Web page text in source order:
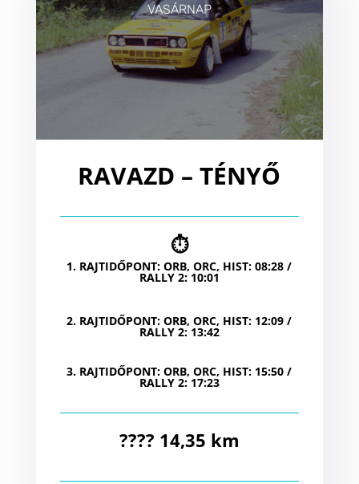
VASÁRNAP
RAVAZD – TÉNYŐ
⏱
1. RAJTIDŐPONT: ORB, ORC, HIST: 08:28 /
RALLY 2: 10:01
2. RAJTIDŐPONT: ORB, ORC, HIST: 12:09 /
RALLY 2: 13:42
3. RAJTIDŐPONT: ORB, ORC, HIST: 15:50 /
RALLY 2: 17:23
???? 14,35 km